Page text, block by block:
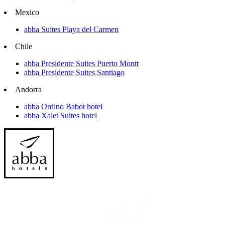
Mexico
abba Suites Playa del Carmen
Chile
abba Presidente Suites Puerto Montt
abba Presidente Suites Santiago
Andorra
abba Ordino Babot hotel
abba Xalet Suites hotel